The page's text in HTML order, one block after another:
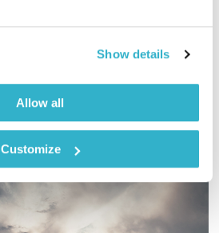
Show details
Allow all
Customize